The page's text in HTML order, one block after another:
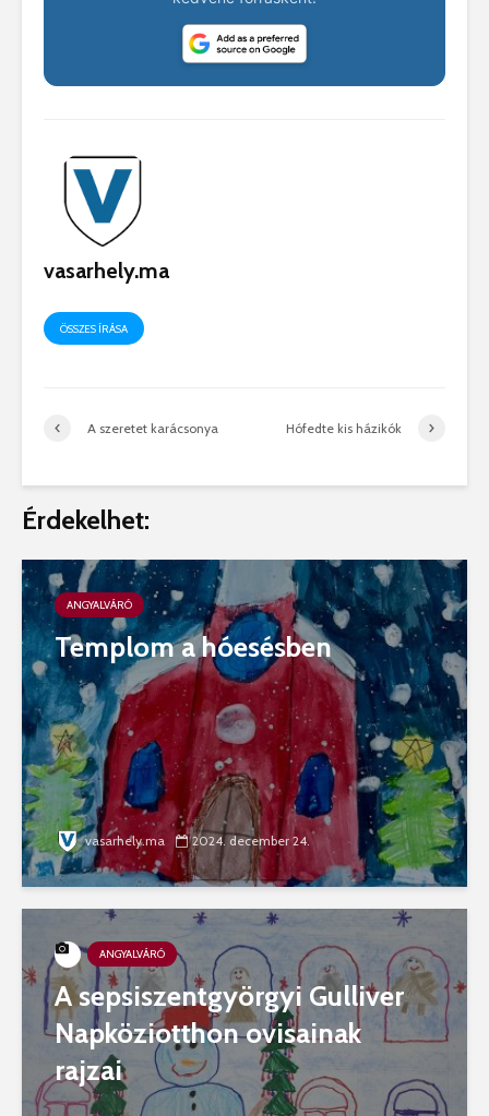
vasarhely.ma
ÖSSZES ÍRÁSA
A szeretet karácsonya Hófedte kis házikók
Érdekelhet:
ANGYALVÁRÓ
Templom a hóesésben
vasarhely.ma 2024. december 24.
ANGYALVÁRÓ
A sepsiszentgyörgyi Gulliver
Napköziotthon ovisainak
rajzai